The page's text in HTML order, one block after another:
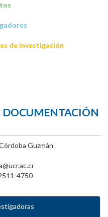
de investigación
Guzmán
4750